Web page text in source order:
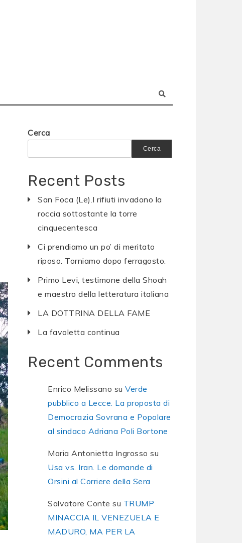
Cerca
Cerca
Recent Posts
San Foca (Le).I rifiuti invadono la
roccia sottostante la torre
cinquecentesca
Ci prendiamo un po’ di meritato
riposo. Torniamo dopo ferragosto.
Primo Levi, testimone della Shoah
e maestro della letteratura italiana
LA DOTTRINA DELLA FAME
La favoletta continua
Recent Comments
Enrico Melissano suVerde
pubblico a Lecce. La proposta di
Democrazia Sovrana e Popolare
al sindaco Adriana Poli Bortone
Maria Antonietta Ingrosso su
Usa vs. Iran. Le domande di
Orsini al Corriere della Sera
Salvatore Conte su TRUMP
MINACCIA IL VENEZUELA E
MADURO, MA PER LA